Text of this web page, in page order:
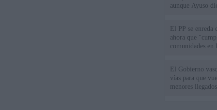
aunque Ayuso
El PP se
ahora que
comunidades en
El Gobierno
vías para que
menores